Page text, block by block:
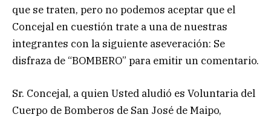
que se traten, pero no podemos aceptar que el
Concejal en cuestión trate a una de nuestras
integrantes con la siguiente aseveración: Se
disfraza de “BOMBERO” para emitir un comentario.
Sr. Concejal, a quien Usted aludió es Voluntaria del
Cuerpo de Bomberos de San José de Maipo,